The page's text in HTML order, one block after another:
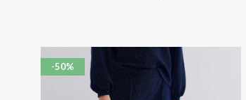
-50%